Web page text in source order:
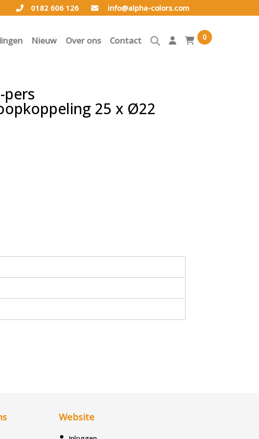
info@alpha-colors.com
0182 606 126
Nieuw Over ons Contact 0
pers
25 x Ø22
Website